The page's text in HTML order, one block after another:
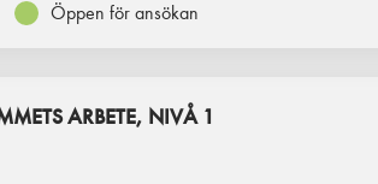
Öppen för ansökan
ARBETE, NIVÅ 1